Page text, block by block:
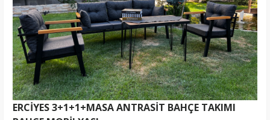
ERCİYES 3+1+1+MASA ANTRASİT BAHÇE TAKIMI